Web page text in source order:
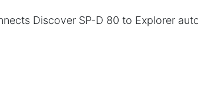
Discover SP-D 80 to Explorer